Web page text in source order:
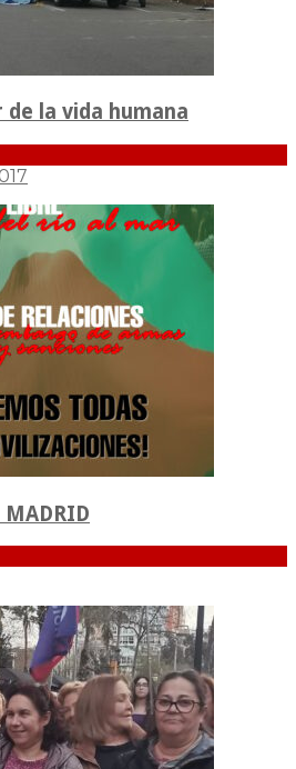
de la vida humana
MADRID